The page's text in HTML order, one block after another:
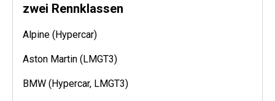
zwei Rennklassen
Alpine (Hypercar)
Aston Martin (LMGT3)
BMW (Hypercar, LMGT3)